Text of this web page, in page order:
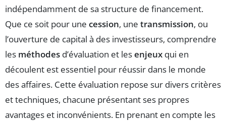
indépendamment de sa structure de financement.
Que ce soit pour une cession, une transmission, ou
l’ouverture de capital à des investisseurs, comprendre
les méthodes d’évaluation et lesenjeux qui en
découlent est essentiel pour réussir dans le monde
des affaires. Cette évaluation repose sur divers critères
et techniques, chacune présentant ses propres
avantages et inconvénients. En prenant en compte les